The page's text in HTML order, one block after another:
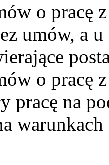
o pracę
umów, a
o pracę
pracę na